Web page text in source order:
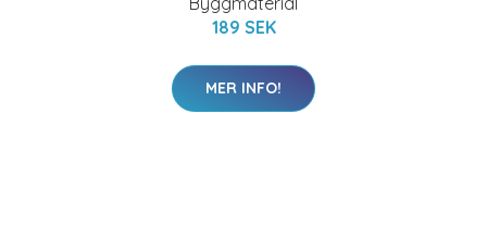
189 SEK
MER INFO!